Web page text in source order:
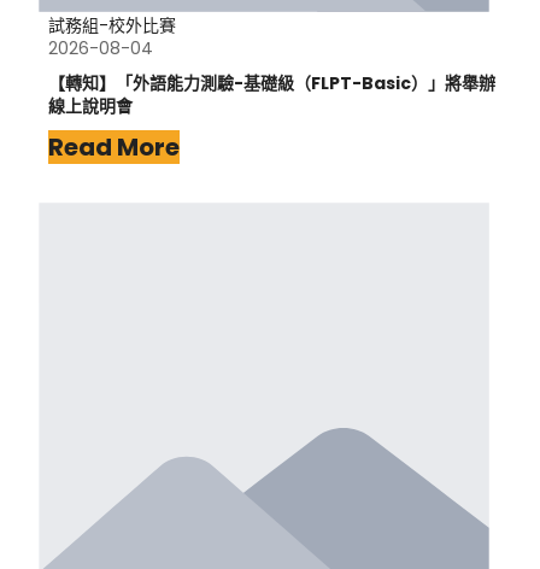
試務組-校外比賽
2026-08-04
【轉知】「外語能力測驗-基礎級（FLPT-Basic）」將舉辦
線上說明會
Read More